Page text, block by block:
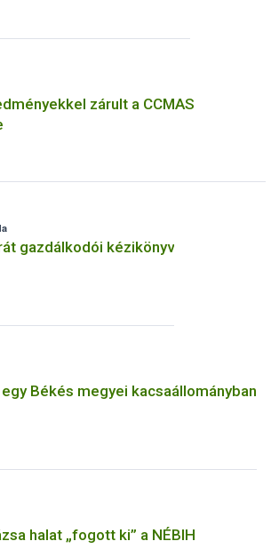
zárult a CCMAS
gazdálkodói kézikönyv
Békés megyei kacsaállományban
halat „fogott ki” a NÉBIH